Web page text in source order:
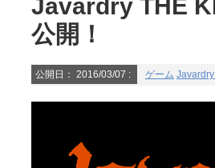
Javardry THE
公開！
公開日： 2016/03/07 : ゲーム